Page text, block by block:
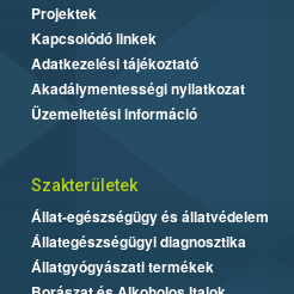
Projektek
Kapcsolódó linkek
Adatkezelési tájékoztató
Akadálymentességi nyilatkozat
Üzemeltetési információ
Szakterületek
Állat-egészségügy és állatvédelem
Állategészségügyi diagnosztika
Állatgyógyászati termékek